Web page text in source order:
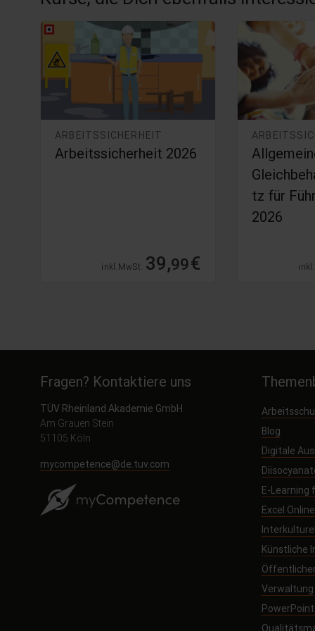
ARBEITSSICHERHEIT
Arbeitssicherheit 2026
inkl. MwSt. 39,99€
tz für
2026
inkl.
Fragen? Kontaktiere uns
TÜV Rheinland Akademie GmbH
Am Grauen Stein
51105 Köln
mycompetence@de.tuv.com
Blog
Digitale
E-Learning
Excel
Künstliche
Verwaltung